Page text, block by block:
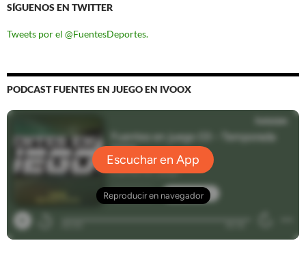
SÍGUENOS EN TWITTER
Tweets por el @FuentesDeportes.
PODCAST FUENTES EN JUEGO EN IVOOX